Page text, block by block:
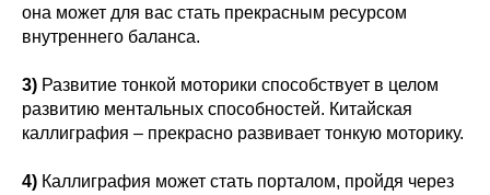
она может для вас стать прекрасным ресурсом
внутреннего баланса.
3) Развитие тонкой моторики способствует в целом
развитию ментальных способностей. Китайская
каллиграфия – прекрасно развивает тонкую моторику.
4) Каллиграфия может стать порталом, пройдя через